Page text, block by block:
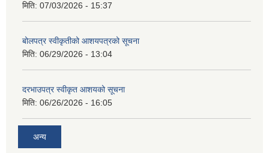
मिति: 07/03/2026 - 15:37
बोलपत्र स्वीकृतीको आशयपत्रको सूचना
मिति: 06/29/2026 - 13:04
दरभाउपत्र स्वीकृत आशयको सूचना
मिति: 06/26/2026 - 16:05
अन्य